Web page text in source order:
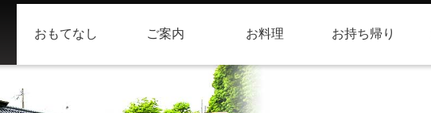
おもてなし ご案内 お料理 お持ち帰り